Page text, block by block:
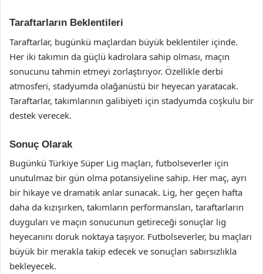
Taraftarların Beklentileri
Taraftarlar, bugünkü maçlardan büyük beklentiler içinde.
Her iki takımın da güçlü kadrolara sahip olması, maçın
sonucunu tahmin etmeyi zorlaştırıyor. Özellikle derbi
atmosferi, stadyumda olağanüstü bir heyecan yaratacak.
Taraftarlar, takımlarının galibiyeti için stadyumda coşkulu bir
destek verecek.
Sonuç Olarak
Bugünkü Türkiye Süper Lig maçları, futbolseverler için
unutulmaz bir gün olma potansiyeline sahip. Her maç, ayrı
bir hikaye ve dramatik anlar sunacak. Lig, her geçen hafta
daha da kızışırken, takımların performansları, taraftarların
duyguları ve maçın sonucunun getireceği sonuçlar lig
heyecanını doruk noktaya taşıyor. Futbolseverler, bu maçları
büyük bir merakla takip edecek ve sonuçları sabırsızlıkla
bekleyecek.